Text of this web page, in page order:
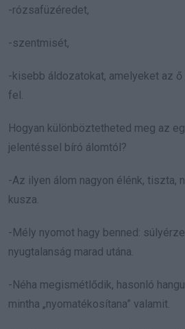
-rózsafüzéredet,
-szentmisét,
-kisebb áldozatokat, amelyeket az
fel.
Hogyan különböztetheted meg az
jelentéssel bíró álomtól?
-Az ilyen álom nagyon élénk, tiszta,
kusza.
-Mély nyomot hagy benned:
nyugtalanság marad utána.
-Néha megismétlődik, hasonló
mintha „nyomatékosítana” valamit.